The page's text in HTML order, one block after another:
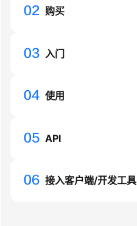
用
型
模
用
量
统
购买
入门
使用
API
接入客户端/开发工具